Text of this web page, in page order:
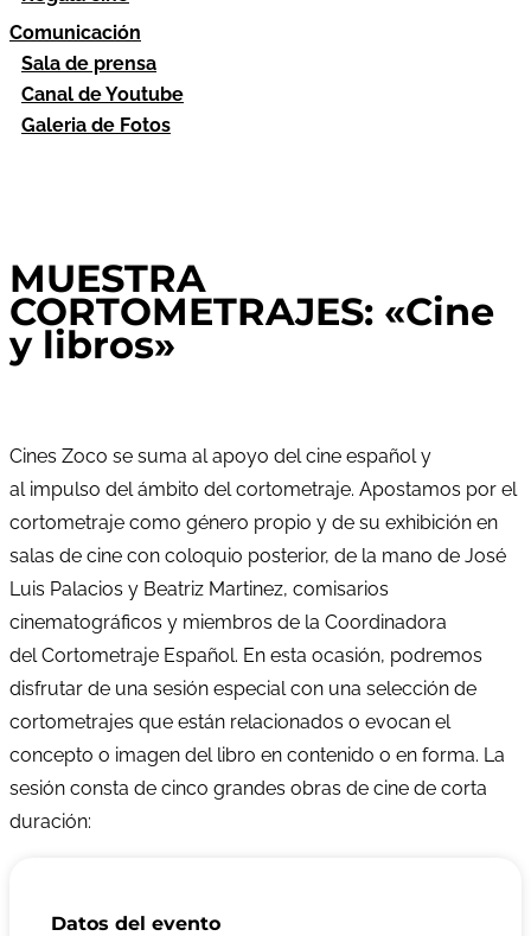
Comunicación
Sala de prensa
Canal de Youtube
Galeria de Fotos
MUESTRA
CORTOMETRAJES: «Cine
y libros»
Cines Zoco se suma al apoyo del cine español y
al impulso del ámbito del cortometraje. Apostamos por el
cortometraje como género propio y de su exhibición en
salas de cine con coloquio posterior, de la mano de José
Luis Palacios y Beatriz Martinez, comisarios
cinematográficos y miembros de la Coordinadora
del Cortometraje Español. En esta ocasión, podremos
disfrutar de una sesión especial con una selección de
cortometrajes que están relacionados o evocan el
concepto o imagen del libro en contenido o en forma. La
sesión consta de cinco grandes obras de cine de corta
duración:
Datos del evento